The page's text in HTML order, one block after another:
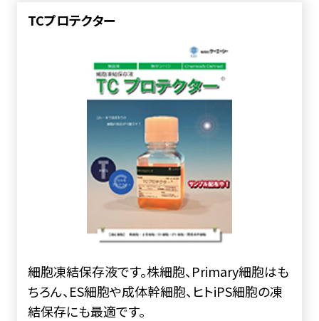
TCプロテクター
細胞凍結保存液です。株細胞、Primary細胞はも
ちろん、ES細胞や成体幹細胞、ヒトiPS細胞の凍
結保存にも最適です。